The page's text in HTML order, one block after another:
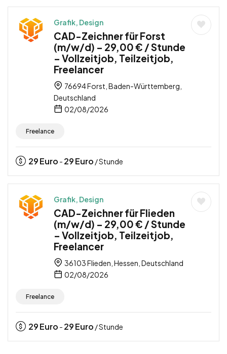
Grafik, Design
CAD-Zeichner für Forst
(m/w/d) – 29,00 € / Stunde
– Vollzeitjob, Teilzeitjob,
Freelancer
76694 Forst, Baden-Württemberg,
Deutschland
02/08/2026
Freelance
29Euro - 29Euro / Stunde
Grafik, Design
CAD-Zeichner für Flieden
(m/w/d) – 29,00 € / Stunde
– Vollzeitjob, Teilzeitjob,
Freelancer
36103 Flieden, Hessen, Deutschland
02/08/2026
Freelance
29Euro - 29Euro / Stunde